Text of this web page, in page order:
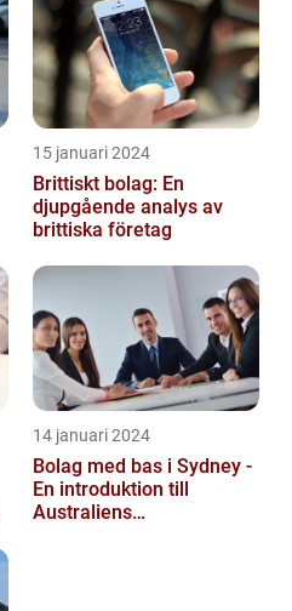
15 januari 2024
Brittiskt bolag: En
djupgående analys av
brittiska företag
14 januari 2024
Bolag med bas i Sydney -
En introduktion till
Australiens